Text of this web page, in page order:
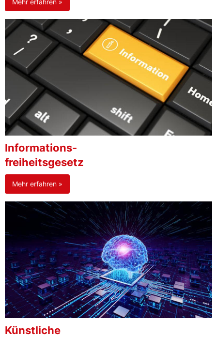
Informations-
freiheitsgesetz
Mehr erfahren »
Künstliche